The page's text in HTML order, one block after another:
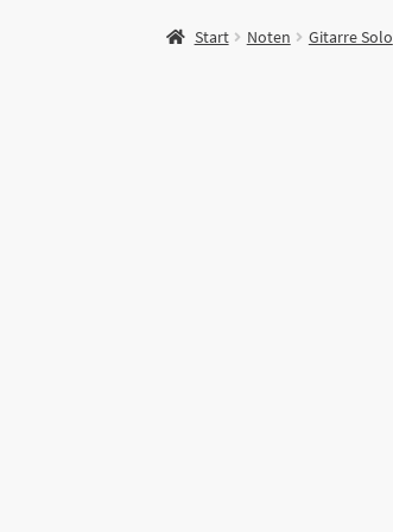
Start Noten Gitarre Solo